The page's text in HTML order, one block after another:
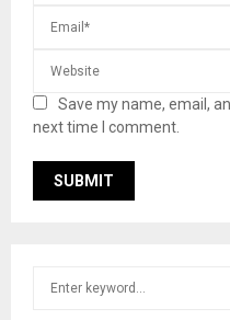
Save my name, email,
next time I comment.